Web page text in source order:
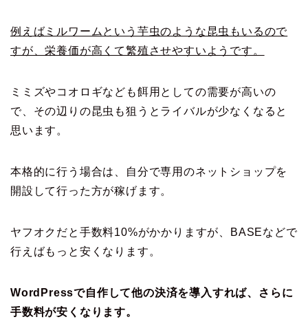
例えばミルワームという芋虫のような昆虫もいるので
すが、栄養価が高くて繁殖させやすいようです。
ミミズやコオロギなども餌用としての需要が高いの
で、その辺りの昆虫も狙うとライバルが少なくなると
思います。
本格的に行う場合は、自分で専用のネットショップを
開設して行った方が稼げます。
ヤフオクだと手数料10%がかかりますが、BASEなどで
行えばもっと安くなります。
WordPressで自作して他の決済を導入すれば、さらに
手数料が安くなります。